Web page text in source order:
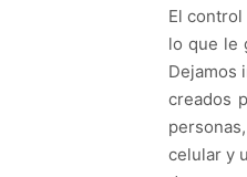
El
lo que le
Dejamos
creados
celular y